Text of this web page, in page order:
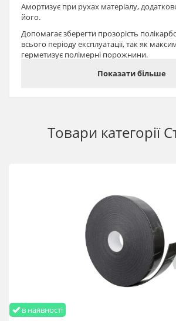
Амортизує при рухах матеріалу,
його.
Допомагає зберегти прозорість
всього періоду експлуатації, так як
герметизує полімерні порожнини.
Може використовуватися в умовах
Водо- і пилонепроникна, відмінно
Достатньо тонка, щоб закритися П-
Ширина стрічки – 25 мм
Герметизуюча антипилова стрічка для
полікарбонату 25 мм купити оптом та в
доставкою по Україні та Європі
Показати більше
Товари категорії
в наявності